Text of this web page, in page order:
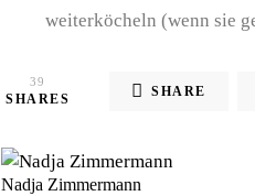
weiterköcheln (wenn sie
39
SHARES
SHARE
Nadja Zimmermann